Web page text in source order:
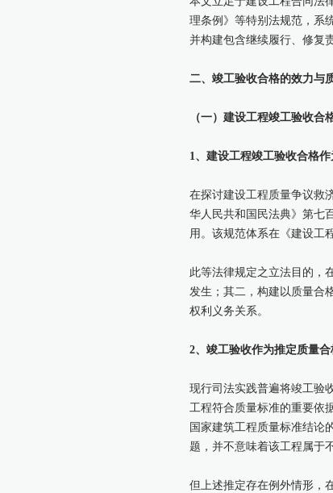
理条例》等特别法规范，系
并构建包含继续履行、修复
二、竣工验收合格的效力与
（一）建设工程竣工验收合
1、建设工程竣工验收合格
在探讨建设工程质量争议救
华人民共和国民法典》第七
用。该规范体系在《建设工
此等法律规定之立法目的，
发生；其二，构建以质量合
权利义务关系。
2、竣工验收作为推定质量
现行司法实践普遍将竣工验
工程符合质量标准的重要依
国家建筑工程质量标准结论
题，并不意味着该工程属于
但上述推定存在例外情形，